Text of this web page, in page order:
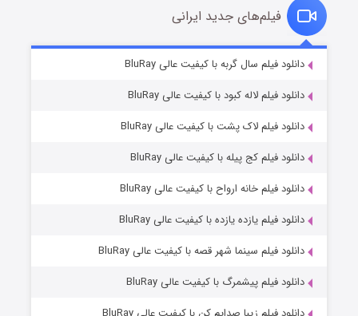
قسمت۷ (زیرنویس) منتشر شد
فیلم‌های جدید ایرانی
دانلود فیلم سال گربه با کیفیت عالی BluRay
دانلود فیلم لاله کبود با کیفیت عالی BluRay
دانلود فیلم لاک پشت با کیفیت عالی BluRay
دانلود فیلم کج‌ پیله با کیفیت عالی BluRay
دانلود فیلم خانه ارواح با کیفیت عالی BluRay
دانلود فیلم یازده یازده با کیفیت عالی BluRay
دانلود فیلم سینما شهر قصه با کیفیت عالی BluRay
دانلود فیلم پیشمرگ با کیفیت عالی BluRay